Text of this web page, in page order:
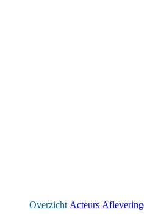
Overzicht Acteurs